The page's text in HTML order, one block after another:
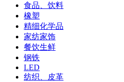
食品、饮料
橡塑
精细化学品
家纺家饰
餐饮生鲜
钢铁
LED
纺织、皮革